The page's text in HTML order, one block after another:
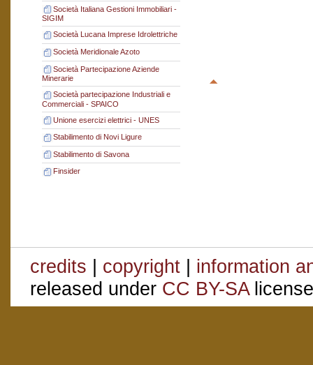
Società Italiana Gestioni Immobiliari -
SIGIM
Società Lucana Imprese Idrolettriche
Società Meridionale Azoto
Società Partecipazione Aziende
Minerarie
Società partecipazione Industriali e
Commerciali - SPAICO
Unione esercizi elettrici - UNES
Stabilimento di Novi Ligure
Stabilimento di Savona
Finsider
credits | copyright | information
released under CC BY-SA